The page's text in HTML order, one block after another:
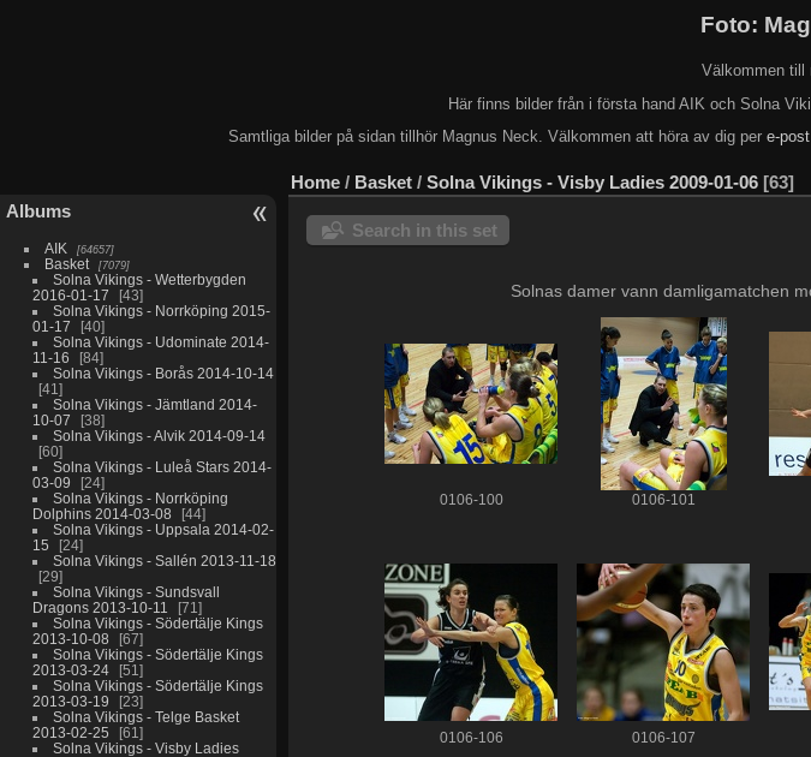
Foto:
Välkommen till
Här finns bilder från i första hand AIK och Solna
Samtliga bilder på sidan tillhör Magnus Neck. Välkommen att höra av dig per e-post
Albums
AIK 64657
Basket 7079
Solna Vikings - Wetterbygden
2016-01-17
43
Solna Vikings - Norrköping 2015-
01-17
40
Solna Vikings - Udominate 2014-
11-16
84
Solna Vikings - Borås 2014-10-14
41
Solna Vikings - Jämtland 2014-
10-07
38
Solna Vikings - Alvik 2014-09-14
60
Solna Vikings - Luleå Stars 2014-
03-09
24
Solna Vikings - Norrköping
Dolphins 2014-03-08
44
Solna Vikings - Uppsala 2014-02-
15
24
Solna Vikings - Sallén 2013-11-18
29
Solna Vikings - Sundsvall
Dragons 2013-10-11
71
Solna Vikings - Södertälje Kings
2013-10-08
67
Solna Vikings - Södertälje Kings
2013-03-24
51
Solna Vikings - Södertälje Kings
2013-03-19
23
Solna Vikings - Telge Basket
2013-02-25
61
Solna Vikings - Visby Ladies
Home / Basket / Solna Vikings - Visby Ladies 2009-01-06 63
Search in this set
Solnas damer vann damligamatchen
0106-100 0106-101
0106-106 0106-107